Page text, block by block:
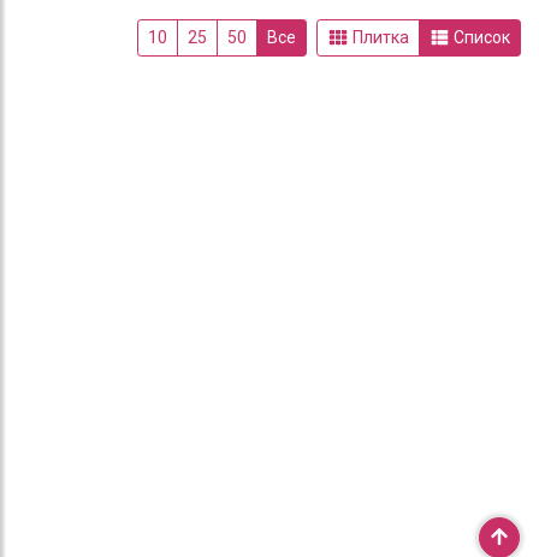
10 25 50 Все Плитка Список